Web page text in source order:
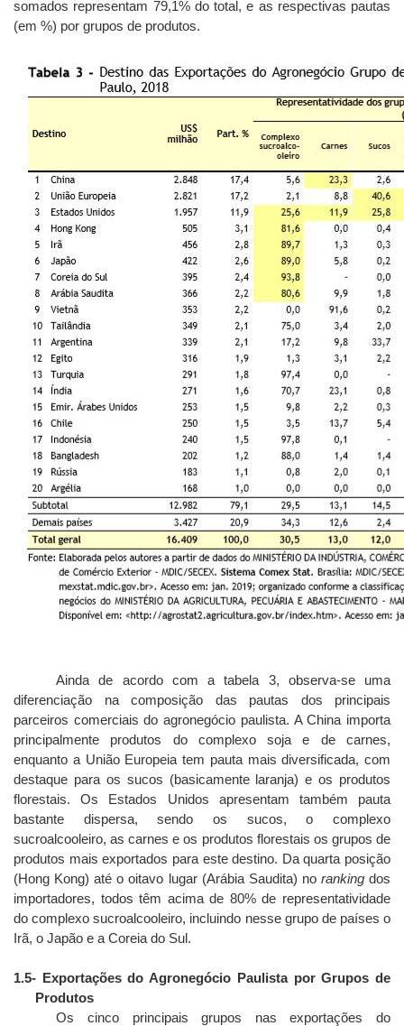
somados representam 79,1% do total, e as respectivas pautas
(em %) por grupos de produtos.
Ainda de acordo com a tabela 3, observa-se uma
diferenciação na composição das pautas dos principais
parceiros comerciais do agronegócio paulista. A China importa
principalmente produtos do complexo soja e de carnes,
enquanto a União Europeia tem pauta mais diversificada, com
destaque para os sucos (basicamente laranja) e os produtos
florestais. Os Estados Unidos apresentam também pauta
bastante dispersa, sendo os sucos, o complexo
sucroalcooleiro, as carnes e os produtos florestais os grupos de
produtos mais exportados para este destino. Da quarta posição
(Hong Kong) até o oitavo lugar (Arábia Saudita) no rankingdos
importadores, todos têm acima de 80% de representatividade
do complexo sucroalcooleiro, incluindo nesse grupo de países o
Irã, o Japão e a Coreia do Sul.
1.5- Exportações do Agronegócio Paulista por Grupos de
Produtos
Os cinco principais grupos nas exportações do